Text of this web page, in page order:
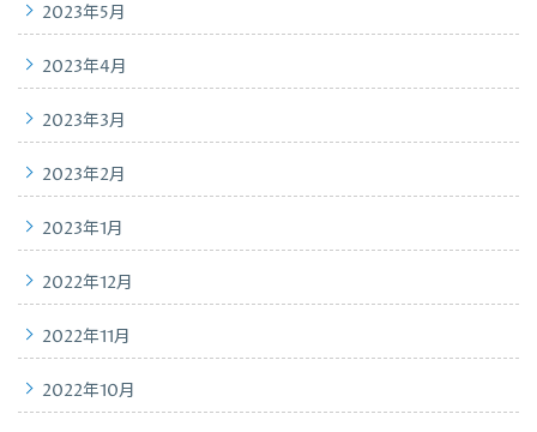
2023年5月
2023年4月
2023年3月
2023年2月
2023年1月
2022年12月
2022年11月
2022年10月